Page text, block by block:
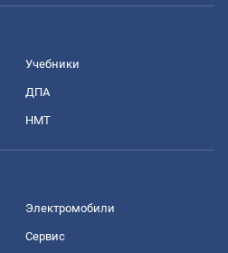
Учебники
ДПА
НМТ
Электромобили
Сервис